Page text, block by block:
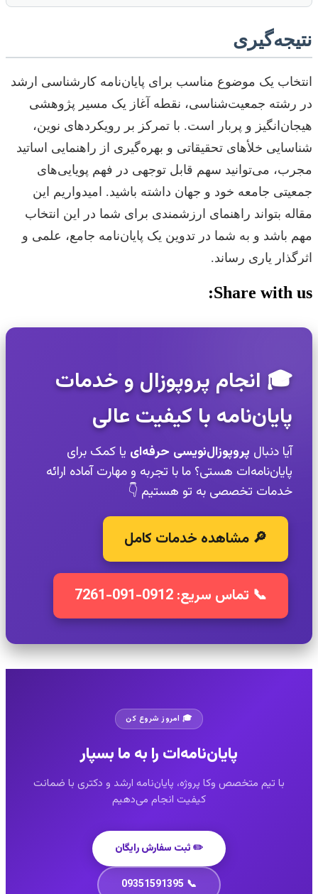
نتیجه‌گیری
انتخاب یک موضوع مناسب برای پایان‌نامه کارشناسی ارشد
در رشته جمعیت‌شناسی، نقطه آغاز یک مسیر پژوهشی
هیجان‌انگیز و پربار است. با تمرکز بر رویکردهای نوین،
شناسایی خلأهای تحقیقاتی و بهره‌گیری از راهنمایی اساتید
مجرب، می‌توانید سهم قابل توجهی در فهم پویایی‌های
جمعیتی جامعه خود و جهان داشته باشید. امیدواریم این
مقاله بتواند راهنمای ارزشمندی برای شما در این انتخاب
مهم باشد و به شما در تدوین یک پایان‌نامه جامع، علمی و
اثرگذار یاری رساند.
Share with us:
🎓 انجام پروپوزال و خدمات
پایان‌نامه با کیفیت عالی
آیا دنبال پروپوزال‌نویسی حرفه‌ای یا کمک برای
پایان‌نامه‌ات هستی؟ ما با تجربه و مهارت آماده ارائه
خدمات تخصصی به تو هستیم 👇
🔎 مشاهده خدمات کامل
📞 تماس سریع: 0912-091-7261
🎓 امروز شروع کن
پایان‌نامه‌ات را به ما بسپار
با تیم متخصص وکا پروژه، پایان‌نامه ارشد و دکتری با ضمانت
کیفیت انجام می‌دهیم
✏️ ثبت سفارش رایگان
📞 09351591395